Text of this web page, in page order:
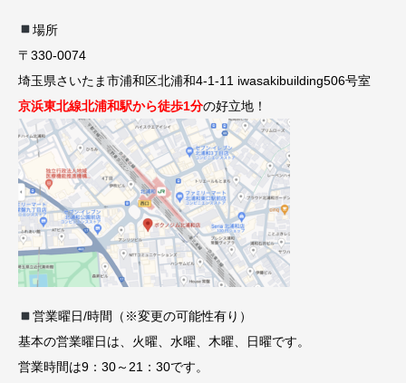
場所
〒330-0074
埼玉県さいたま市浦和区北浦和4-1-11 iwasakibuilding506号室
京浜東北線北浦和駅から徒歩1分の好立地！
営業曜日/時間（※変更の可能性有り）
基本の営業曜日は、火曜、水曜、木曜、日曜です。
営業時間は9：30～21：30です。